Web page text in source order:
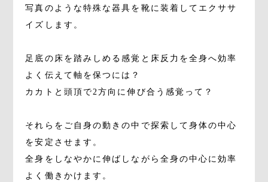
写真のような特殊な器具を靴に装着してエクササ
イズします。
足底の床を踏みしめる感覚と床反力を全身へ効率
よく伝えて軸を保つには？
カカトと頭頂で2方向に伸び合う感覚って？
それらをご自身の動きの中で探索して身体の中心
を安定させます。
全身をしなやかに伸ばしながら全身の中心に効率
よく働きかけます。